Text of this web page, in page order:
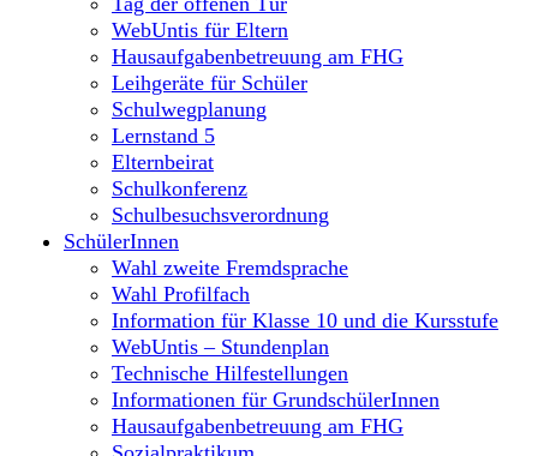
WebUntis für Eltern
Hausaufgabenbetreuung am FHG
Leihgeräte für Schüler
Schulwegplanung
Lernstand 5
Elternbeirat
Schulkonferenz
Schulbesuchsverordnung
SchülerInnen
Wahl zweite Fremdsprache
Wahl Profilfach
Information für Klasse 10 und die Kursstufe
WebUntis – Stundenplan
Technische Hilfestellungen
Informationen für GrundschülerInnen
Hausaufgabenbetreuung am FHG